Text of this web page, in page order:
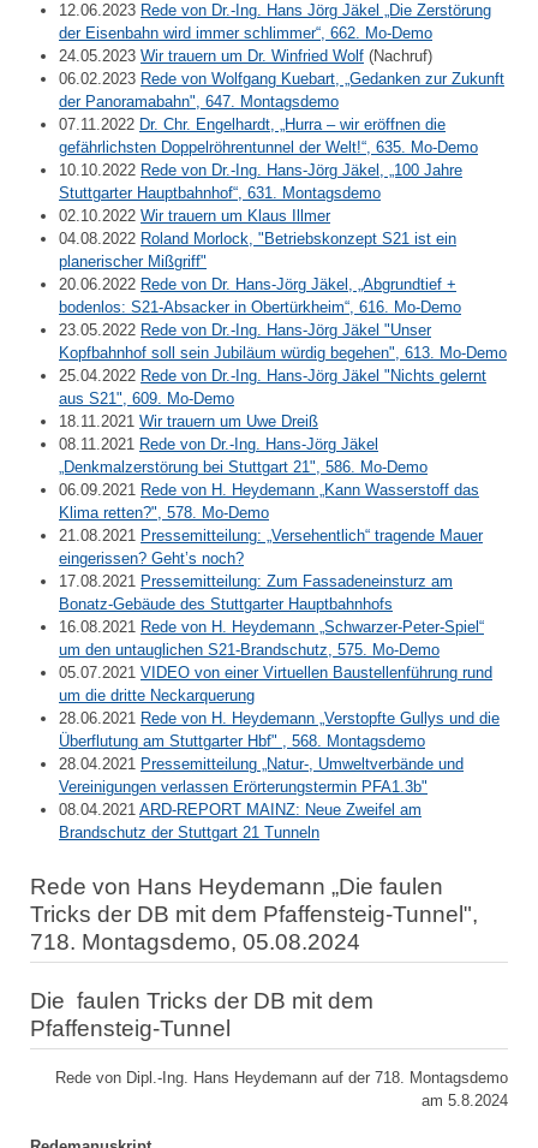
12.06.2023 Rede von Dr.-Ing. Hans Jörg Jäkel „Die Zerstörung
der Eisenbahn wird immer schlimmer“, 662. Mo-Demo
24.05.2023 Wir trauern um Dr. Winfried Wolf (Nachruf)
06.02.2023 Rede von Wolfgang Kuebart, „Gedanken zur Zukunft
der Panoramabahn", 647. Montagsdemo
07.11.2022 Dr. Chr. Engelhardt, „Hurra – wir eröffnen die
gefährlichsten Doppelröhrentunnel der Welt!“, 635. Mo-Demo
10.10.2022 Rede von Dr.-Ing. Hans-Jörg Jäkel, „100 Jahre
Stuttgarter Hauptbahnhof“, 631. Montagsdemo
02.10.2022 Wir trauern um Klaus Illmer
04.08.2022 Roland Morlock, "Betriebskonzept S21 ist ein
planerischer Mißgriff"
20.06.2022 Rede von Dr. Hans-Jörg Jäkel, „Abgrundtief +
bodenlos: S21-Absacker in Obertürkheim“, 616. Mo-Demo
23.05.2022 Rede von Dr.-Ing. Hans-Jörg Jäkel "Unser
Kopfbahnhof soll sein Jubiläum würdig begehen", 613. Mo-Demo
25.04.2022 Rede von Dr.-Ing. Hans-Jörg Jäkel "Nichts gelernt
aus S21", 609. Mo-Demo
18.11.2021 Wir trauern um Uwe Dreiß
08.11.2021 Rede von Dr.-Ing. Hans-Jörg Jäkel
„Denkmalzerstörung bei Stuttgart 21", 586. Mo-Demo
06.09.2021 Rede von H. Heydemann „Kann Wasserstoff das
Klima retten?", 578. Mo-Demo
21.08.2021 Pressemitteilung: „Versehentlich“ tragende Mauer
eingerissen? Geht’s noch?
17.08.2021 Pressemitteilung: Zum Fassadeneinsturz am
Bonatz-Gebäude des Stuttgarter Hauptbahnhofs
16.08.2021 Rede von H. Heydemann „Schwarzer-Peter-Spiel“
um den untauglichen S21-Brandschutz, 575. Mo-Demo
05.07.2021 VIDEO von einer Virtuellen Baustellenführung rund
um die dritte Neckarquerung
28.06.2021 Rede von H. Heydemann „Verstopfte Gullys und die
Überflutung am Stuttgarter Hbf" , 568. Montagsdemo
28.04.2021 Pressemitteilung „Natur-, Umweltverbände und
Vereinigungen verlassen Erörterungstermin PFA1.3b"
08.04.2021 ARD-REPORT MAINZ: Neue Zweifel am
Brandschutz der Stuttgart 21 Tunneln
Rede von Hans Heydemann „Die faulen
Tricks der DB mit dem Pfaffensteig-Tunnel",
718. Montagsdemo, 05.08.2024
Die faulen Tricks der DB mit dem
Pfaffensteig-Tunnel
Rede von Dipl.-Ing. Hans Heydemann auf der 718. Montagsdemo
am 5.8.2024